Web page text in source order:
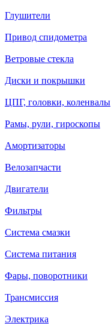
Глушители
Привод спидометра
Ветровые стекла
Диски и покрышки
ЦПГ, головки, коленвалы
Рамы, рули, гироскопы
Амортизаторы
Велозапчасти
Двигатели
Фильтры
Система смазки
Система питания
Фары, поворотники
Трансмиссия
Электрика